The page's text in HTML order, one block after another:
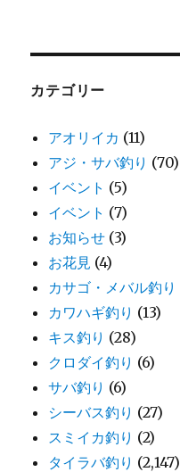
カテゴリー
アオリイカ (11)
アジ・サバ釣り (70)
イベント (5)
イベント (7)
お知らせ (3)
お花見 (4)
カサゴ・メバル釣り
カワハギ釣り (13)
キス釣り (28)
クロダイ釣り (6)
サバ釣り (6)
シーバス釣り (27)
スミイカ釣り (2)
タイラバ釣り (2,147)